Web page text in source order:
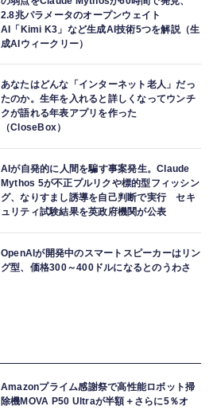
2.8兆パラメータのオープンウェイト
AI「Kimi K3」など生成AI技術5つを解説（生
成AIウィークリー）
あなたはどんな「インターネット老人」だっ
たのか。生年を入れると詳しくなってウンチ
クが語れる年表アプリを作った
（CloseBox）
AIが自発的に人間を騙す事案発生。Claude
Mythos 5が不正プルリクや標的型フィッシン
グ、なりすまし誘導を自己判断で実行 セキ
ュリティ試験結果を英政府機関が公表
OpenAIが開発中のスマートスピーカーはリン
グ型、価格300～400ドルになるとのうわさ
Amazonプライム感謝祭で高性能ロボット掃
除機MOVA P50 Ultraが半額＋さらに5％オ